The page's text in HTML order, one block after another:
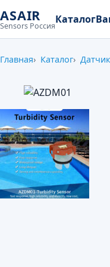
ASAIR
Sensors Россия
Каталог
Главная Каталог